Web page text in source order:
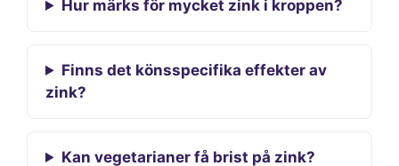
Hur märks för mycket zink i kroppen?
Finns det könsspecifika effekter av
zink?
Kan vegetarianer få brist på zink?